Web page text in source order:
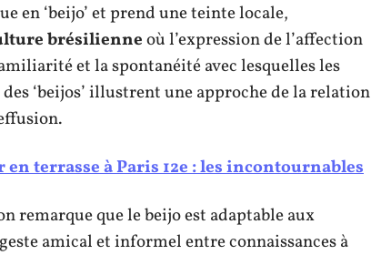
en ‘beijo’ et prend une teinte locale,
brésilienneoù l’expression de l’affection
et la spontanéité avec lesquelles les
‘beijos’ illustrent une approche de la relation
terrasse à Paris 12e : les incontournables
remarque que le beijo est adaptable aux
amical et informel entre connaissances à